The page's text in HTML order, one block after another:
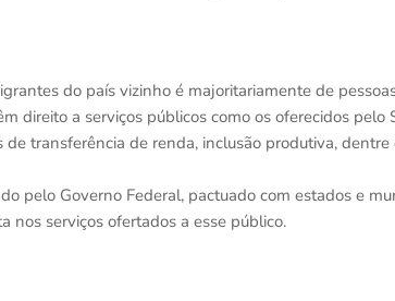
do país vizinho é majoritariamente de
direito a serviços públicos como os oferecidos pelo
de transferência de renda, inclusão produtiva, dentre
pelo Governo Federal, pactuado com estados e
nos serviços ofertados a esse público.